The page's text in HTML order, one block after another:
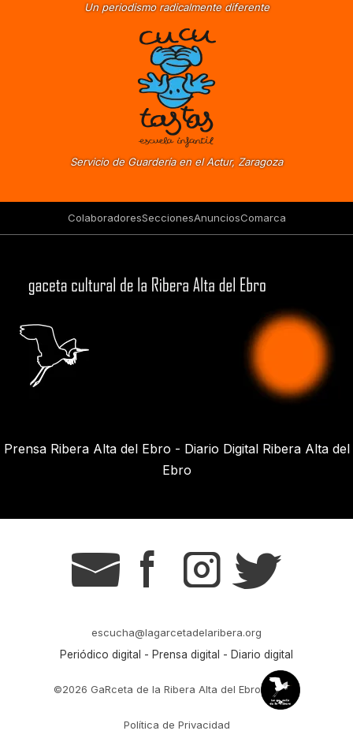
Un periodismo radicalmente diferente
Servicio de Guardería en el Actur, Zaragoza
ColaboradoresSeccionesAnunciosComarca
Prensa Ribera Alta del Ebro - Diario Digital Ribera Alta del
Ebro
g s t r
escucha@lagarcetadelaribera.org
Periódico digital - Prensa digital - Diario digital
©2026 GaRceta de la Ribera Alta del Ebro
Política de Privacidad